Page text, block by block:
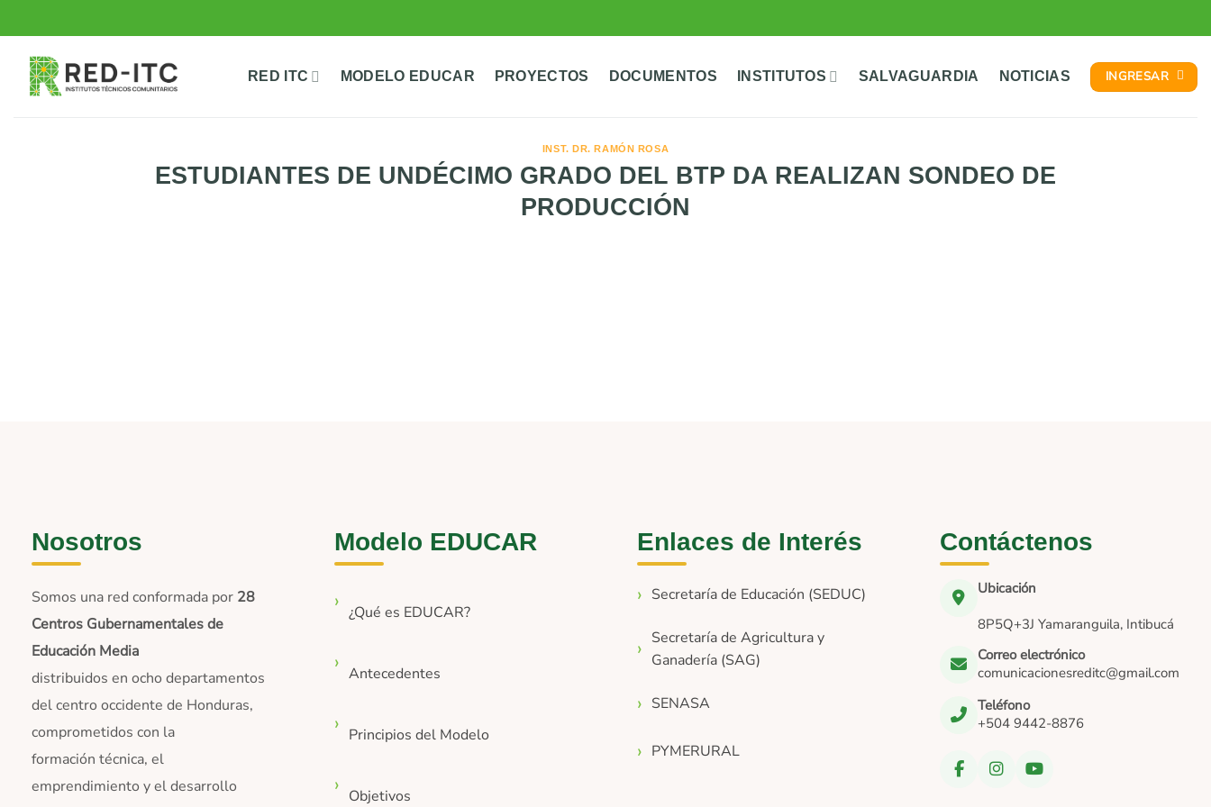
al
contenido
RED ITC MODELO EDUCAR PROYECTOS DOCUMENTOS INSTITUTOS SALVAGUARDIA NOTICIAS INGRESAR
INST. DR. RAMÓN ROSA
ESTUDIANTES DE UNDÉCIMO GRADO DEL BTP DA REALIZAN SONDEO DE
PRODUCCIÓN
Nosotros
Somos una red conformada por 28
Centros Gubernamentales de
Educación Media
distribuidos en ocho departamentos
del centro occidente de Honduras,
comprometidos con la
formación técnica, el
emprendimiento y el desarrollo
Modelo EDUCAR
¿Qué es EDUCAR?
Antecedentes
Principios del Modelo
Objetivos
Enlaces de Interés
Secretaría de Educación (SEDUC)
Secretaría de Agricultura y
Ganadería (SAG)
SENASA
PYMERURAL
Contáctenos
Ubicación
8P5Q+3J Yamaranguila, Intibucá
Correo electrónico
comunicacionesreditc@gmail.com
Teléfono
+504 9442-8876